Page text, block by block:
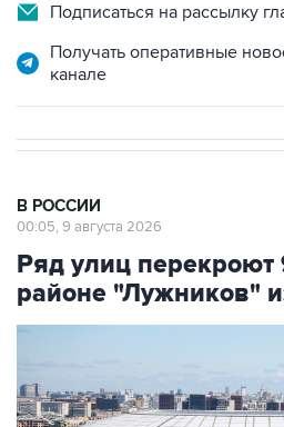
Подписаться на рассылку
Получать оперативные
канале
В РОССИИ
00:05, 9 августа 2026
Ряд улиц перекроют
районе "Лужников"